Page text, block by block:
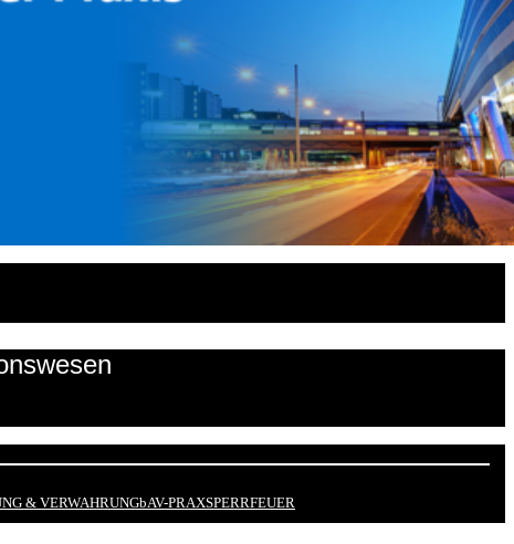
& VERWAHRUNGbAV-PRAXSPERRFEUER